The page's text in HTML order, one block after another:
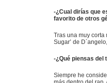
-¿Cual dirías que
favorito de otros
Tras una muy corta
Sugar’ de
-¿Qué piensas del
Siempre he